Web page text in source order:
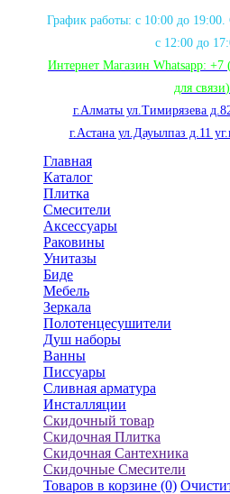
График работы: с 10:00 до
с 12:00 до
Интернет Магазин Whatsapp: +7
для связи)
г.Алматы ул.Тимирязева
г.Астана ул.Дауылпаз д.11
Главная
Каталог
Плитка
Смесители
Аксессуары
Раковины
Унитазы
Биде
Мебель
Зеркала
Полотенцесушители
Душ наборы
Ванны
Писсуары
Сливная арматура
Инсталляции
Скидочный товар
Скидочная Плитка
Скидочная Сантехника
Скидочные Смесители
Товаров в корзине (0)